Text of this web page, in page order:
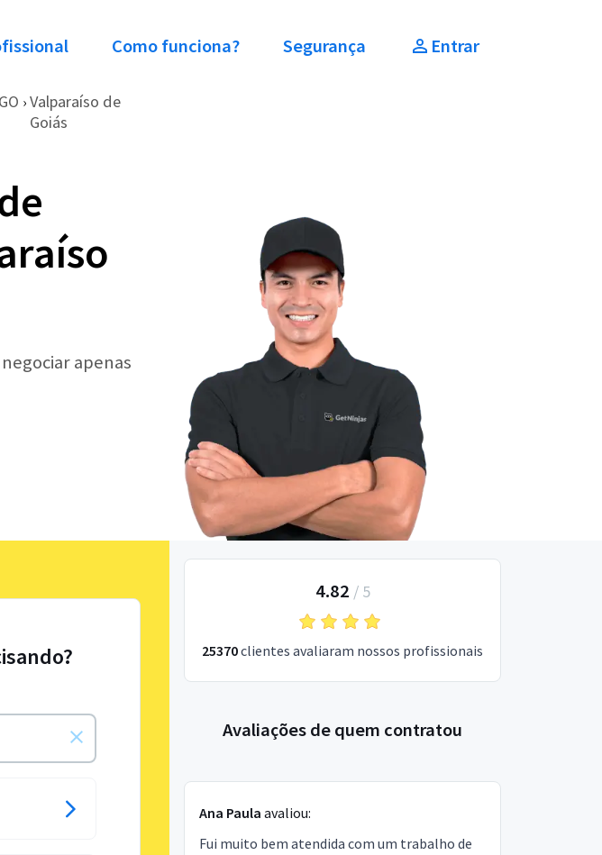
Como funciona? Segurança Entrar
GO › Valparaíso de
Goiás
apenas
4.82 / 5
25370clientes avaliaram nossos profissionais
Avaliações de quem contratou
Ana Paula avaliou:
Fui muito bem atendida com um trabalho de